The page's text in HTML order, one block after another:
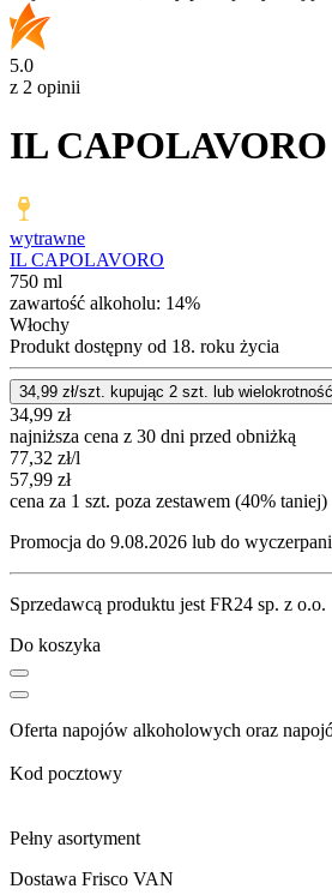
5.0
z 2 opinii
IL CAPOLAVORO
wytrawne
IL CAPOLAVORO
750 ml
zawartość alkoholu: 14%
Włochy
Produkt dostępny od 18. roku życia
34,99 zł/szt. kupując 2 szt. lub wielokrotność
34,99 zł
najniższa cena z 30 dni przed obniżką
77,32 zł/l
57,99 zł
cena za 1 szt. poza zestawem (40% taniej)
Promocja do 9.08.2026 lub do
Sprzedawcą produktu jest FR24 sp. z o.o.
Do koszyka
Oferta napojów alkoholowych oraz
Kod pocztowy
Pełny asortyment
Dostawa Frisco VAN